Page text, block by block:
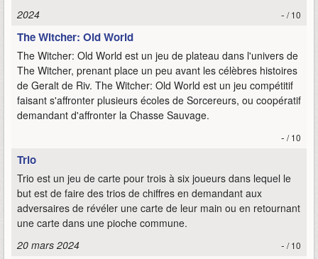
2024
- / 10
The Witcher: Old World
The Witcher: Old World est un jeu de plateau dans l'univers de
The Witcher, prenant place un peu avant les célèbres histoires
de Geralt de Riv. The Witcher: Old World est un jeu compétitif
faisant s'affronter plusieurs écoles de Sorcereurs, ou coopératif
demandant d'affronter la Chasse Sauvage.
- / 10
Trio
Trio est un jeu de carte pour trois à six joueurs dans lequel le
but est de faire des trios de chiffres en demandant aux
adversaires de révéler une carte de leur main ou en retournant
une carte dans une pioche commune.
20 mars 2024
- / 10